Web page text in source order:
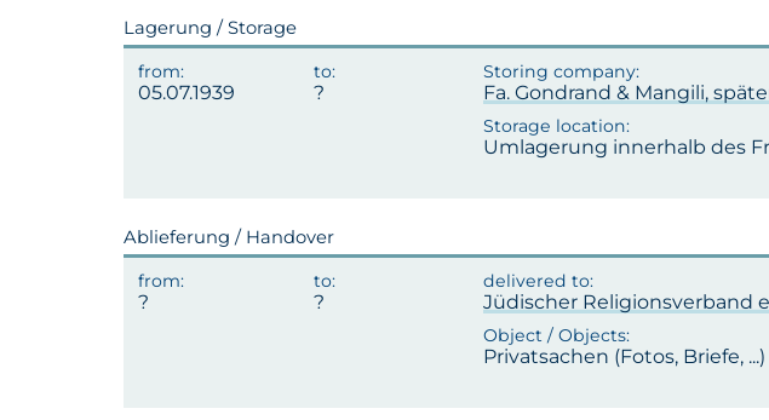
Lagerung / Storage
05.07.1939 Fa. Gondrand & Mangili,
Umlagerung innerhalb des
Ablieferung / Handover
Jüdischer Religionsverband
Privatsachen (Fotos, Briefe, ...)